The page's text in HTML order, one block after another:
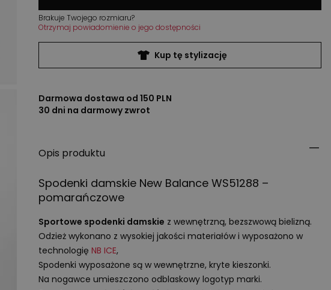
Brakuje Twojego rozmiaru?
Otrzymaj powiadomienie o jego dostępności
Kup tę stylizację
Darmowa dostawa od 150 PLN
30 dni na darmowy zwrot
Opis produktu
Spodenki damskie New Balance WS51288 –
pomarańczowe
Sportowe spodenki damskie z wewnętrzną, bezszwową bielizną.
Odzież wykonano z wysokiej jakości materiałów i wyposażono w
technologię NB ICE,
Spodenki wyposażone są w wewnętrzne, kryte kieszonki.
Na nogawce umieszczono odblaskowy logotyp marki.